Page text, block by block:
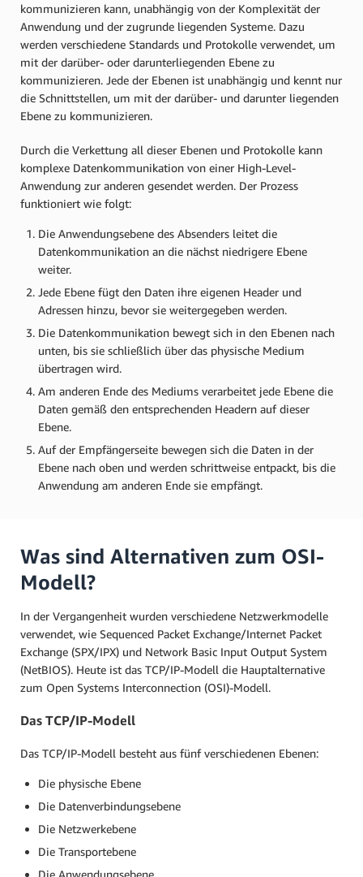
kommunizieren kann, unabhängig von der Komplexität der
Anwendung und der zugrunde liegenden Systeme. Dazu
werden verschiedene Standards und Protokolle verwendet, um
mit der darüber- oder darunterliegenden Ebene zu
kommunizieren. Jede der Ebenen ist unabhängig und kennt nur
die Schnittstellen, um mit der darüber- und darunter liegenden
Ebene zu kommunizieren.
Durch die Verkettung all dieser Ebenen und Protokolle kann
komplexe Datenkommunikation von einer High-Level-
Anwendung zur anderen gesendet werden. Der Prozess
funktioniert wie folgt:
Die Anwendungsebene des Absenders leitet die
Datenkommunikation an die nächst niedrigere Ebene
weiter.
Jede Ebene fügt den Daten ihre eigenen Header und
Adressen hinzu, bevor sie weitergegeben werden.
Die Datenkommunikation bewegt sich in den Ebenen nach
unten, bis sie schließlich über das physische Medium
übertragen wird.
Am anderen Ende des Mediums verarbeitet jede Ebene die
Daten gemäß den entsprechenden Headern auf dieser
Ebene.
Auf der Empfängerseite bewegen sich die Daten in der
Ebene nach oben und werden schrittweise entpackt, bis die
Anwendung am anderen Ende sie empfängt.
Was sind Alternativen zum OSI-
Modell?
In der Vergangenheit wurden verschiedene Netzwerkmodelle
verwendet, wie Sequenced Packet Exchange/Internet Packet
Exchange (SPX/IPX) und Network Basic Input Output System
(NetBIOS). Heute ist das TCP/IP-Modell die Hauptalternative
zum Open Systems Interconnection (OSI)-Modell.
Das TCP/IP-Modell
Das TCP/IP-Modell besteht aus fünf verschiedenen Ebenen:
Die physische Ebene
Die Datenverbindungsebene
Die Netzwerkebene
Die Transportebene
Die Anwendungsebene